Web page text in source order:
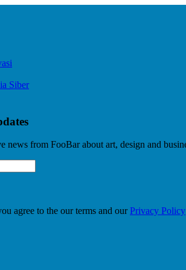
Siber
news from FooBar about art, design and
agree to the our terms and ourPrivacy Policy